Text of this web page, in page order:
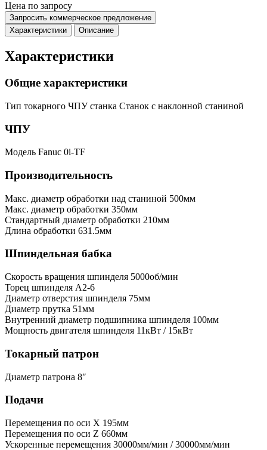
Цена по запросу
Запросить коммерческое предложение
Характеристики
Описание
Характеристики
Общие характеристики
Тип токарного ЧПУ станка Станок с наклонной станиной
ЧПУ
Модель Fanuc 0i-TF
Производительность
Макс. диаметр обработки над станиной 500мм
Макс. диаметр обработки 350мм
Стандартный диаметр обработки 210мм
Длина обработки 631.5мм
Шпиндельная бабка
Скорость вращения шпинделя 5000об/мин
Торец шпинделя A2-6
Диаметр отверстия шпинделя 75мм
Диаметр прутка 51мм
Внутренний диаметр подшипника шпинделя 100мм
Мощность двигателя шпинделя 11кВт / 15кВт
Токарный патрон
Диаметр патрона 8″
Подачи
Перемещения по оси X 195мм
Перемещения по оси Z 660мм
Ускоренные перемещения 30000мм/мин / 30000мм/мин